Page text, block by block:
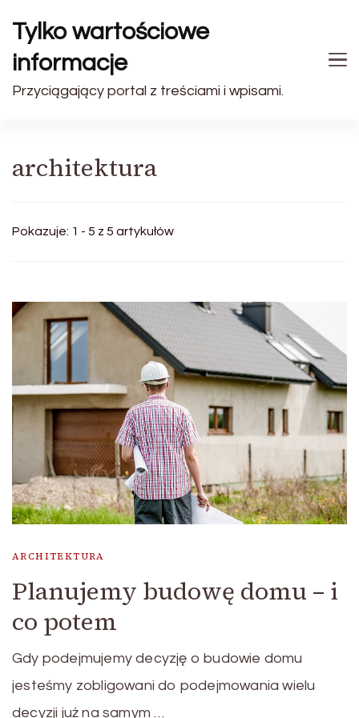
Tylko wartościowe
informacje
Przyciągający portal z treściami i wpisami.
architektura
Pokazuje: 1 - 5 z 5 artykułów
ARCHITEKTURA
Planujemy budowę domu – i
co potem
Gdy podejmujemy decyzję o budowie domu
jesteśmy zobligowani do podejmowania wielu
decyzji już na samym …